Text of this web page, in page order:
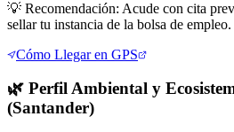
💡 Recomendación: Acude con cita
sellar tu instancia de la bolsa de empleo.
Cómo Llegar en GPS
🌿 Perfil Ambiental y
(Santander)